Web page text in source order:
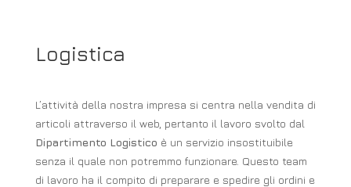
Logistica
L’attività della nostra impresa si centra nella vendita di
articoli attraverso il web, pertanto il lavoro svolto dal
Dipartimento Logistico è un servizio insostituibile
senza il quale non potremmo funzionare. Questo team
di lavoro ha il compito di preparare e spedire gli ordini e